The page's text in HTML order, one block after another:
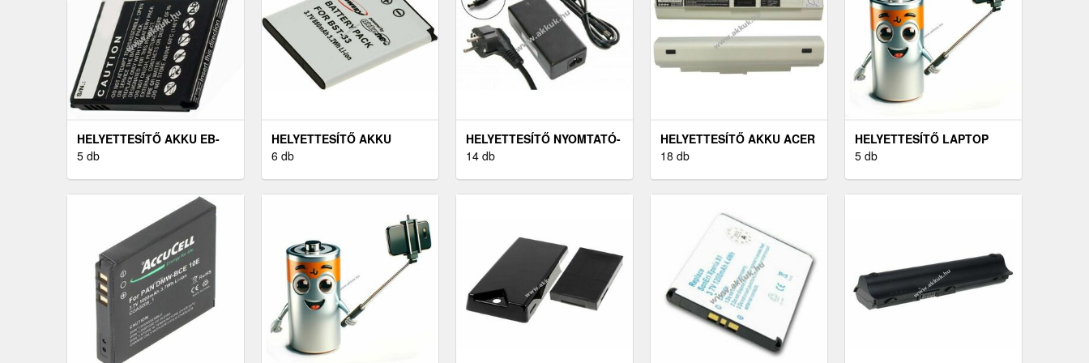
HELYETTESÍTŐ AKKU EB-
L1H9KLABXAR
5 db
HELYETTESÍTŐ AKKU
SONY-ERICSSON W890I
6 db
HELYETTESÍTŐ NYOMTATÓ-
HÁLÓZATI ADAPTER
14 db
HELYETTESÍTŐ AKKU ACER
ASPIRE ONE 531
18 db
HELYETTESÍTŐ LAPTOP
AKKU HP ZBOOK 15U G4
5 db